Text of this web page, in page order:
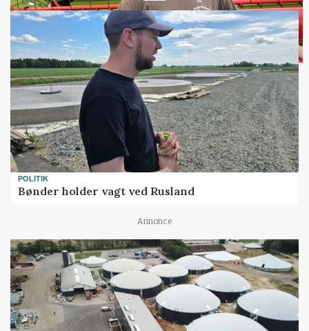
POLITIK
Bønder holder vagt ved Rusland
Annonce